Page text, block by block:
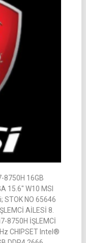
8750H 16GB
15.6″ W10 MSI
STOK NO 65646
AİLESİ 8.
8750H İŞLEMCİ
CHIPSET Intel®